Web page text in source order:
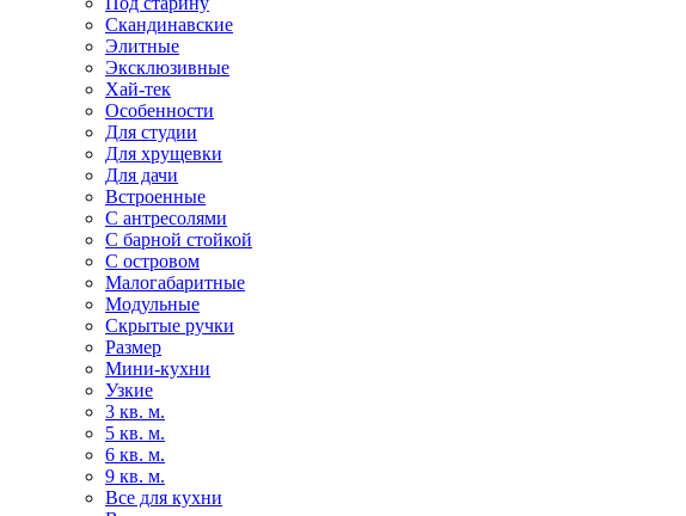
Скандинавские
Элитные
Эксклюзивные
Хай-тек
Особенности
Для студии
Для хрущевки
Для дачи
Встроенные
С антресолями
С барной стойкой
С островом
Малогабаритные
Модульные
Скрытые ручки
Размер
Мини-кухни
Узкие
3 кв. м.
5 кв. м.
6 кв. м.
9 кв. м.
Все для кухни